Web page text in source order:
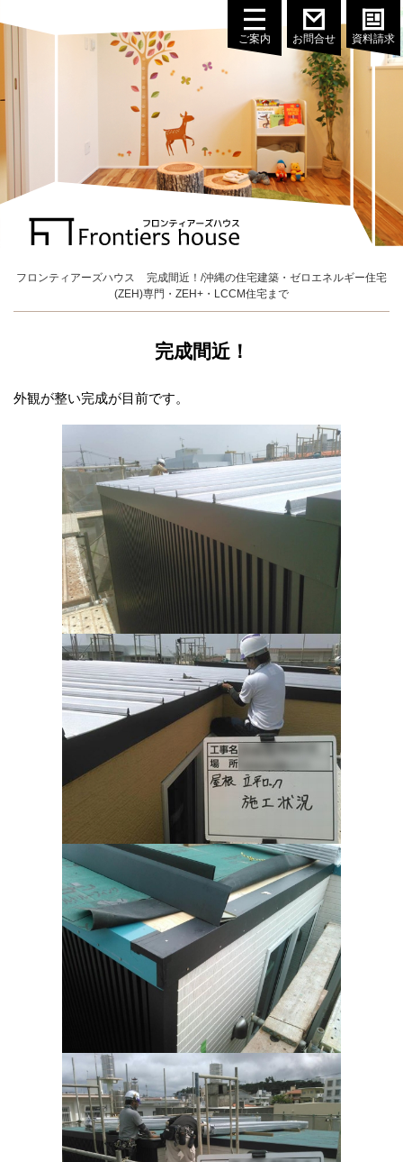
ご案内 お問合せ 資料請求
フロンティアーズハウス
完成間近！/沖縄の住宅建築・ゼロエネルギー住宅
(ZEH)専門・ZEH+・LCCM住宅まで
完成間近！
外観が整い完成が目前です。